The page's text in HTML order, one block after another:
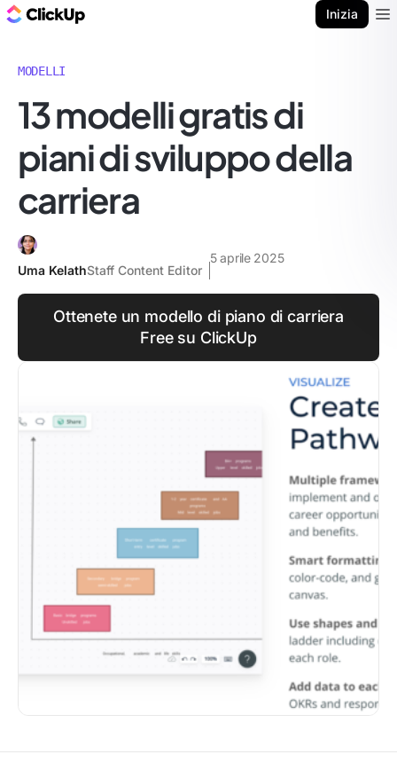
Inizia
MODELLI
13 modelli gratis di
piani di sviluppo della
carriera
Uma KelathStaff Content Editor
5 aprile 2025
Ottenete un modello di piano di carriera
Free su ClickUp